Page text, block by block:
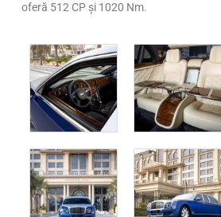
oferă 512 CP și 1020 Nm.